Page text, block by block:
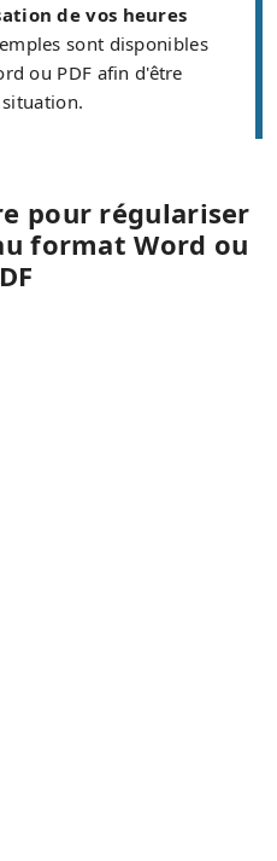
de vos heures
sont disponibles
ou PDF afin d'être
pour régulariser
format Word ou